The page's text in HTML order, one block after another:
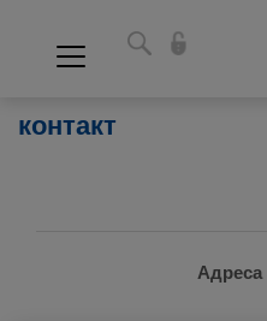
контакт
Адреса